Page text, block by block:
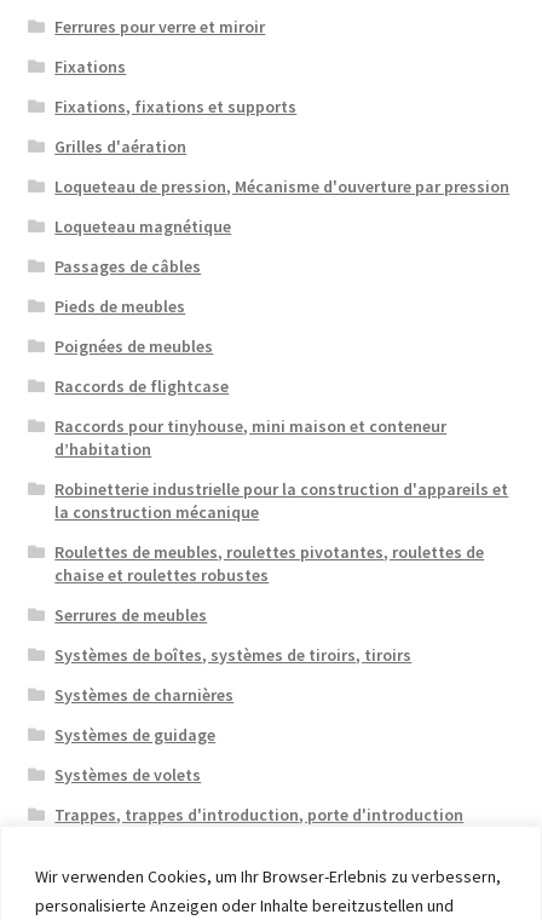
Wir verwenden Cookies, um Ihr Browser-Erlebnis zu verbessern,
personalisierte Anzeigen oder Inhalte bereitzustellen und
Ferrures pour verre et miroir
Fixations
Fixations, fixations et supports
Grilles d'aération
Loqueteau de pression, Mécanisme d'ouverture par pression
Loqueteau magnétique
Passages de câbles
Pieds de meubles
Poignées de meubles
Raccords de flightcase
Raccords pour tinyhouse, mini maison et conteneur
d’habitation
Robinetterie industrielle pour la construction d'appareils et
la construction mécanique
Roulettes de meubles, roulettes pivotantes, roulettes de
chaise et roulettes robustes
Serrures de meubles
Systèmes de boîtes, systèmes de tiroirs, tiroirs
Systèmes de charnières
Systèmes de guidage
Systèmes de volets
Trappes, trappes d'introduction, porte d'introduction